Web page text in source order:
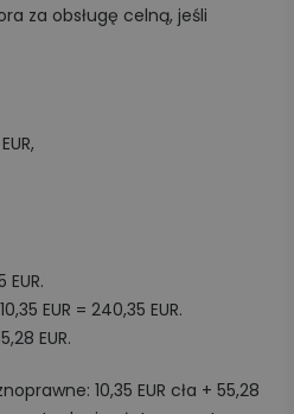
za obsługę celną, jeśli
EUR.
EUR = 240,35 EUR.
EUR.
10,35 EUR cła + 55,28